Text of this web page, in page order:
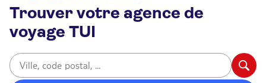
Trouver votre agence de
voyage TUI